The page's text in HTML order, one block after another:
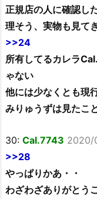
正規店の人に確認し
理そう、実物も見て
>>24
所有してるカレラ
ゃない
他には少なくとも現
みりゅうずは見たこ
30: Cal.7743 2020/
>>28
やっぱりかあ・・
わざわざありがとう